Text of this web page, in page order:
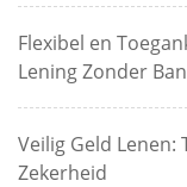
Flexibel en
Lening Zonder
Veilig Geld Lenen:
Zekerheid